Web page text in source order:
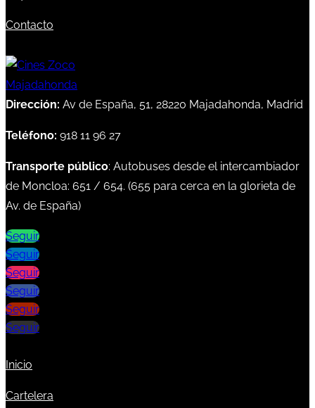
Contacto
Dirección: Av de España, 51, 28220 Majadahonda, Madrid
Teléfono: 918 11 96 27
Transporte público: Autobuses desde el intercambiador
de Moncloa: 651 / 654. (655 para cerca en la glorieta de
Av. de España)
Seguir
Seguir
Seguir
Seguir
Seguir
Seguir
Inicio
Cartelera